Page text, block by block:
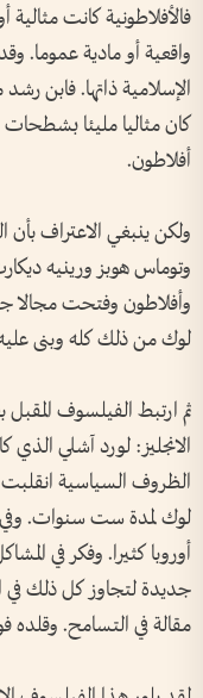
فالأفلاطونية كانت
واقعية أو مادية عموما.
الإسلامية ذاتها. فابن
كان مثاليا مليئا بشطحات
أفلاطون.
ولكن ينبغي الاعتراف
وتوماس هوبز ورينيه
وأفلاطون وفتحت مجالا
لوك من ذلك كله وبنى عليه
ثم ارتبط الفيلسوف
الانجليز: لورد آشلي الذي
الظروف السياسية
لوك لمدة ست سنوات. وفي
أوروبا كثيرا. وفكر في
جديدة لتجاوز كل ذلك
مقالة في التسامح. وقلده